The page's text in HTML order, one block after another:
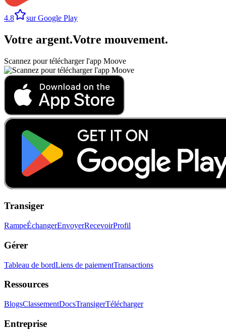
4.8 sur Google Play
Votre argent.Votre mouvement.
Scannez pour télécharger l'app Moove
Transiger
RampeÉchangerEnvoyerRecevoirProfil
Gérer
Tableau de bordLiens de paiementTransactions
Ressources
BlogsClassementDocsTransigerTélécharger
Entreprise